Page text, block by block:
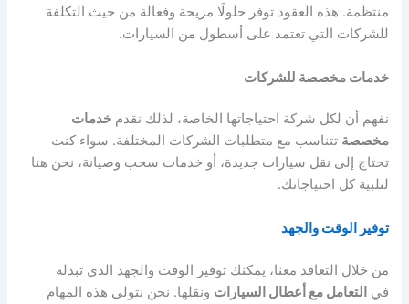
منتظمة. هذه العقود توفر حلولًا مريحة وفعالة من حيث التكلفة
للشركات التي تعتمد على أسطول من السيارات.
خدمات مخصصة للشركات
نفهم أن لكل شركة احتياجاتها الخاصة، لذلك نقدمخدمات
مخصصة تتناسب مع متطلبات الشركات المختلفة. سواء كنت
تحتاج إلى نقل سيارات جديدة، أو خدمات سحب وصيانة، نحن هنا
لتلبية كل احتياجاتك.
توفير الوقت والجهد
من خلال التعاقد معنا، يمكنك توفير الوقت والجهد الذي تبذله
في التعامل مع أعطال السيارات ونقلها. نحن نتولى هذه المهام